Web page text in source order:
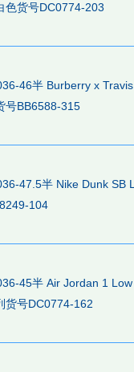
色货号DC0774-203
46半 Burberry x
号BB6588-315
47.5半 Nike Dunk SB
104
45半 Air Jordan 1
货号DC0774-162